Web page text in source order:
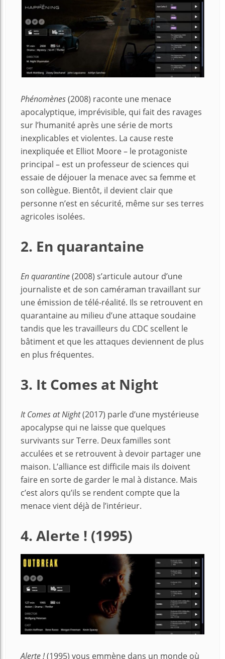
Phénomènes(2008) raconte une menace
apocalyptique, imprévisible, qui fait des ravages
sur l’humanité après une série de morts
inexplicables et violentes. La cause reste
inexpliquée et Elliot Moore – le protagoniste
principal – est un professeur de sciences qui
essaie de déjouer la menace avec sa femme et
son collègue. Bientôt, il devient clair que
personne n’est en sécurité, même sur ses terres
agricoles isolées.
2. En quarantaine
En quarantine(2008) s’articule autour d’une
journaliste et de son caméraman travaillant sur
une émission de télé-réalité. Ils se retrouvent en
quarantaine au milieu d’une attaque soudaine
tandis que les travailleurs du CDC scellent le
bâtiment et que les attaques deviennent de plus
en plus fréquentes.
3. It Comes at Night
It Comes at Night(2017) parle d’une mystérieuse
apocalypse qui ne laisse que quelques
survivants sur Terre. Deux familles sont
acculées et se retrouvent à devoir partager une
maison. L’alliance est difficile mais ils doivent
faire en sorte de garder le mal à distance. Mais
c’est alors qu’ils se rendent compte que la
menace vient déjà de l’intérieur.
4. Alerte ! (1995)
Alerte !(1995) vous emmène dans un monde où